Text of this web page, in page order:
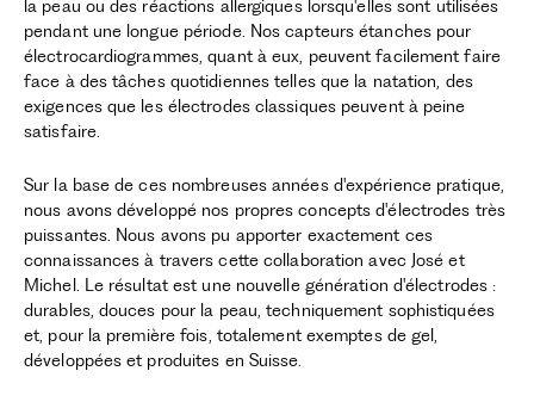
la peau ou des réactions allergiques lorsqu'elles sont utilisées
pendant une longue période. Nos capteurs étanches pour
électrocardiogrammes, quant à eux, peuvent facilement faire
face à des tâches quotidiennes telles que la natation, des
exigences que les électrodes classiques peuvent à peine
satisfaire.
Sur la base de ces nombreuses années d'expérience pratique,
nous avons développé nos propres concepts d'électrodes très
puissantes. Nous avons pu apporter exactement ces
connaissances à travers cette collaboration avec José et
Michel. Le résultat est une nouvelle génération d'électrodes :
durables, douces pour la peau, techniquement sophistiquées
et, pour la première fois, totalement exemptes de gel,
développées et produites en Suisse.